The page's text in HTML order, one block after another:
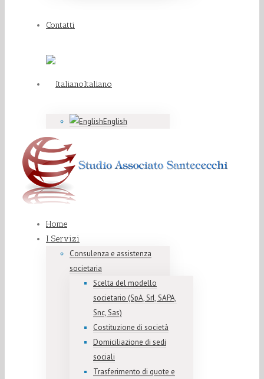
Contatti
Italiano
English
Home
I Servizi
Consulenza e assistenza
societaria
Scelta del modello
societario (SpA, Srl, SAPA,
Snc, Sas)
Costituzione di società
Domiciliazione di sedi
sociali
Trasferimento di quote e